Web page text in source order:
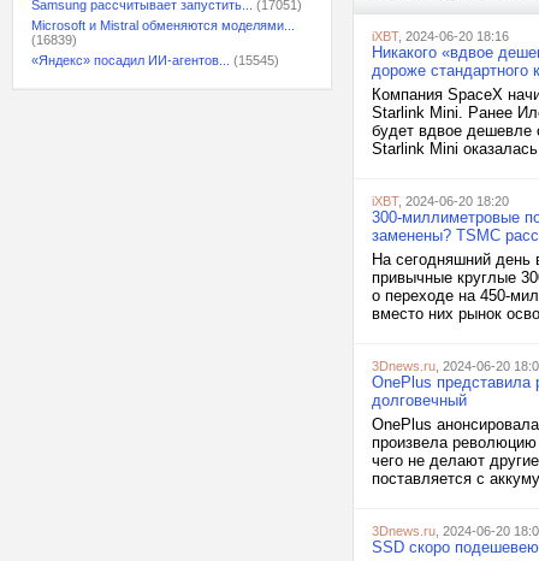
Samsung рассчитывает запустить...
(17051)
Microsoft и Mistral обменяются моделями...
(16839)
«Яндекс» посадил ИИ-агентов...
(15545)
iXBT, 2024-06-20 18:16
Никакого «вдвое
дороже стандартного
Компания SpaceX
Starlink Mini. Ранее
будет вдвое дешевле
Starlink Mini
iXBT, 2024-06-20 18:20
300-миллиметровые
заменены? TSMC
На сегодняшний день
привычные круглые
о переходе на 450-
вместо них рынок
3Dnews.ru , 2024-06-20
OnePlus
долговечный
OnePlus
произвела
чего не делают
поставляется с
3Dnews.ru , 2024-06-20
SSD скоро